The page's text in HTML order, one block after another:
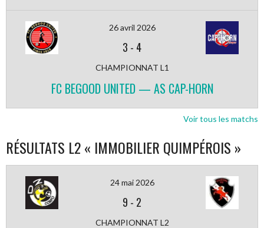
26 avril 2026
3 - 4
CHAMPIONNAT L1
FC BEGOOD UNITED — AS CAP-HORN
Voir tous les matchs
RÉSULTATS L2 « IMMOBILIER QUIMPÉROIS »
24 mai 2026
9 - 2
CHAMPIONNAT L2